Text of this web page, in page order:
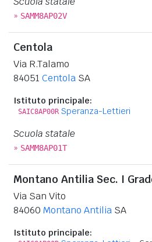
» SAMM8AP02V
Centola
Via R.Talamo
84051 Centola SA
Istituto principale:
SAIC8AP00R Speranza-Lettieri
Scuola statale
» SAMM8AP01T
Montano Antilia Sec. I
Via San Vito
84060 Montano Antilia SA
Istituto principale: